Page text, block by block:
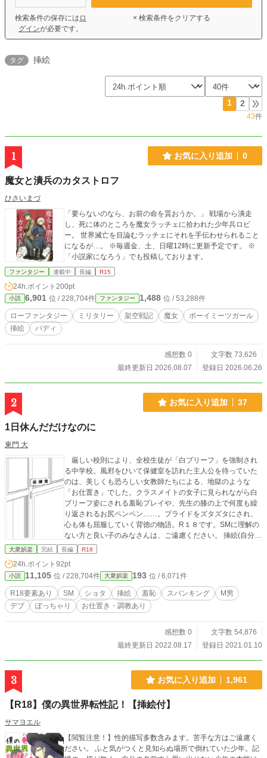
検索条件の保存には ロ
グインが必要です。
× 検索条件をクリアする
タグ 挿絵
1 2
43件
1 お気に入り追加 0
魔女と潰兵のカタストロフ
ひさいまづ
「要らないのなら、お前の命を貰おうか。」 戦場から潰走
し、死に体のところを魔女ラッチェに拾われた少年兵ロビ
ー。 世界滅亡を目論むラッチェにそれを手伝わせられること
になるが…。 ※毎週金、土、日曜12時に更新予定です。 ※
「小説家になろう」でも投稿しております。
ファンタジー 連載中 長編 R15
24h.ポイント 200pt
小説 6,901 位 / 228,704件 ファンタジー 1,488 位 / 53,288件
ローファンタジー ミリタリー 架空戦記 魔女
ボーイミーツガール
挿絵
バディ
感想数 0
文字数 73,626
最終更新日 2026.08.07
登録日 2026.06.26
2 お気に入り追加 37
1日休んだだけなのに
東門 大
厳しい校則により、全校生徒が「白ブリーフ」を強制され
る中学校。風邪をひいて保健室を訪れた主人公を待っていた
のは、美しくも恐ろしい女教師たちによる、地獄のような
「お仕置き」でした。クラスメイトの女子に見られながら白
ブリーフ姿にされる羞恥プレイや、先生の膝の上で何度も繰
り返されるお尻ペンペン……。プライドをズタズタにされ、
心も体も屈服していく背徳の物語。R１８です。SMに理解の
ない方と良い子のみなさんは、ご遠慮ください。 挿絵(自分で
描いたものにAIで修正したもの)を入れました。閲覧注意。
大衆娯楽 完結 長編 R18
24h.ポイント 92pt
小説 11,105 位 / 228,704件 大衆娯楽 193 位 / 6,071件
R18要素あり SM ショタ 挿絵 羞恥 スパンキング
M男
デブ
ぽっちゃり お仕置き・調教あり
感想数 0
文字数 54,876
最終更新日 2022.08.17
登録日 2021.01.10
3 お気に入り追加 1,961
【R18】僕の異世界転性記！【挿絵付】
サマヨエル
【閲覧注意！】性的描写多数含みます。苦手な方はご遠慮く
ださい。 ふと気がつくと見知らぬ場所で倒れていた少年。記